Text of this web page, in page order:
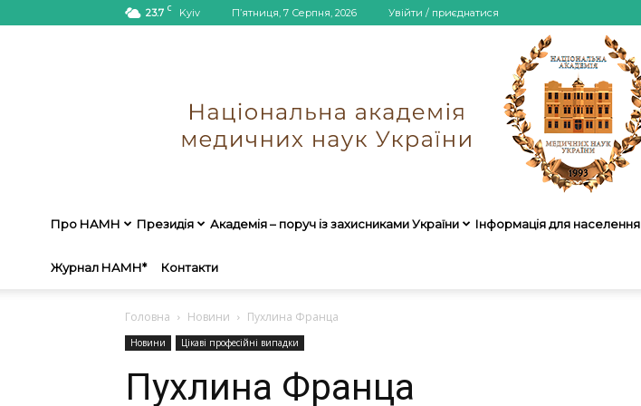
23.7 C Kyiv П’ятниця, 7 Серпня, 2026 Увійти / приєднатися
Про НАМН Президія Академія – поруч із захисниками України Інформація для населення
Журнал НАМН* Контакти
Головна Новини Пухлина Франца
Новини Цікаві професійні випадки
Пухлина Франца